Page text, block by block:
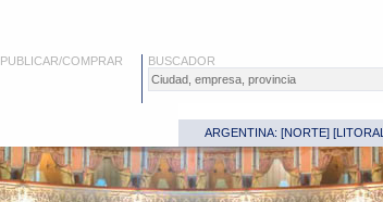
PUBLICAR/COMPRAR BUSCADOR
ARGENTINA: [NORTE] [LITORAL